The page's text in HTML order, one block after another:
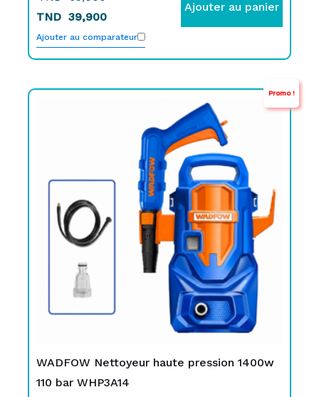
TND 39,900
Ajouter au panier
Ajouter au comparateur
Promo !
WADFOW Nettoyeur haute pression 1400w
110 bar WHP3A14
TND
279,000.
TND
189,000.